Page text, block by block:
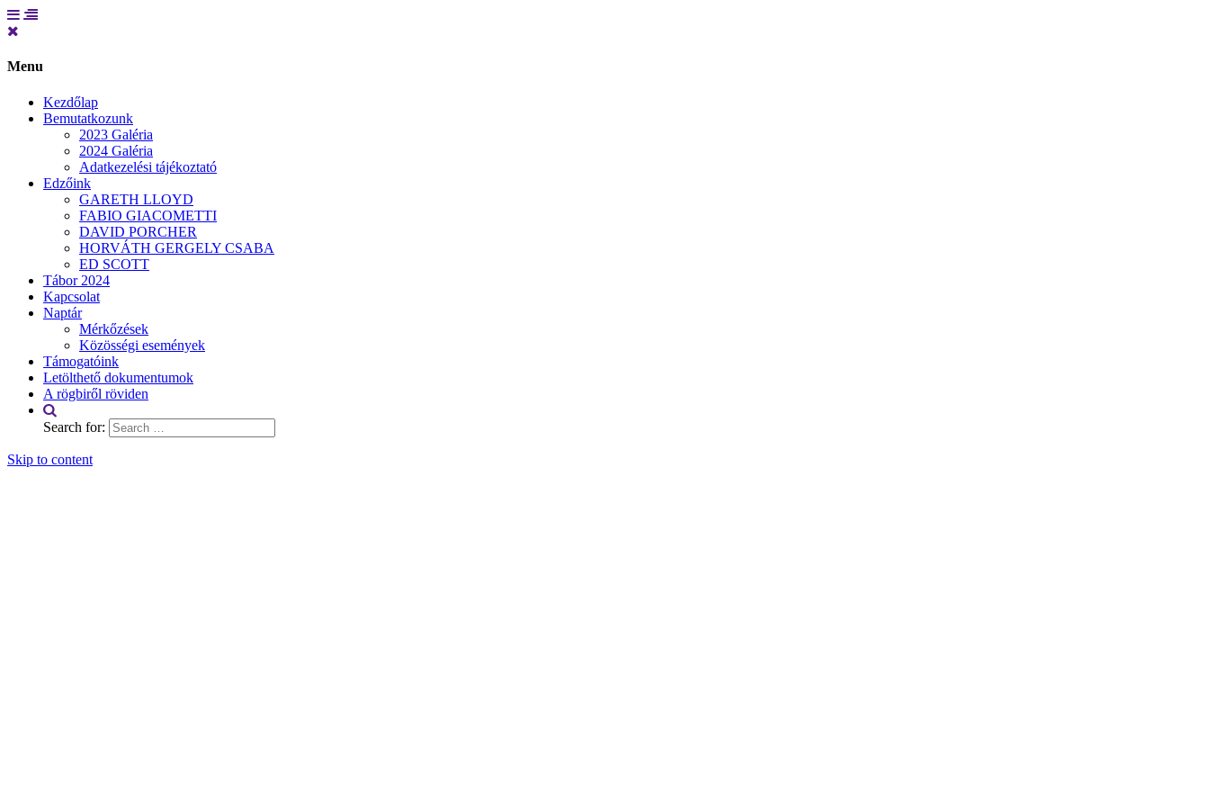
Menu
Kezdőlap
Bemutatkozunk
2023 Galéria
2024 Galéria
Adatkezelési tájékoztató
Edzőink
GARETH LLOYD
FABIO GIACOMETTI
DAVID PORCHER
HORVÁTH GERGELY CSABA
ED SCOTT
Tábor 2024
Kapcsolat
Naptár
Mérkőzések
Közösségi események
Támogatóink
Letölthető dokumentumok
A rögbiről röviden
Search for:
Skip to content